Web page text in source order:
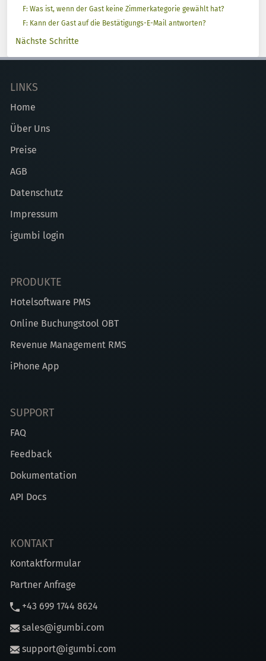
F: Was ist, wenn der Gast keine Zimmerkategorie gewählt hat?
F: Kann der Gast auf die Bestätigungs-E-Mail antworten?
Nächste Schritte
LINKS
Home
Über Uns
Preise
AGB
Datenschutz
Impressum
igumbi login
PRODUKTE
Hotelsoftware PMS
Online Buchungstool OBT
Revenue Management RMS
iPhone App
SUPPORT
FAQ
Feedback
Dokumentation
API Docs
KONTAKT
Kontaktformular
Partner Anfrage
+43 699 1744 8624
sales@igumbi.com
support@igumbi.com